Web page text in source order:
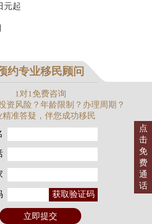
元起
约专业移民顾问
1对1免费咨询
资风险？年龄限制？办理周期？
精准答疑，伴您成功移民
获取验证码
立即提交
点
击
免
费
通
话